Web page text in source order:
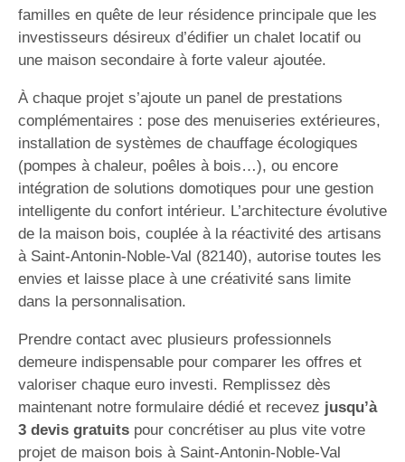
familles en quête de leur résidence principale que les
investisseurs désireux d’édifier un chalet locatif ou
une maison secondaire à forte valeur ajoutée.
À chaque projet s’ajoute un panel de prestations
complémentaires : pose des menuiseries extérieures,
installation de systèmes de chauffage écologiques
(pompes à chaleur, poêles à bois…), ou encore
intégration de solutions domotiques pour une gestion
intelligente du confort intérieur. L’architecture évolutive
de la maison bois, couplée à la réactivité des artisans
à Saint-Antonin-Noble-Val (82140), autorise toutes les
envies et laisse place à une créativité sans limite
dans la personnalisation.
Prendre contact avec plusieurs professionnels
demeure indispensable pour comparer les offres et
valoriser chaque euro investi. Remplissez dès
maintenant notre formulaire dédié et recevez jusqu’à
3 devis gratuits pour concrétiser au plus vite votre
projet de maison bois à Saint-Antonin-Noble-Val